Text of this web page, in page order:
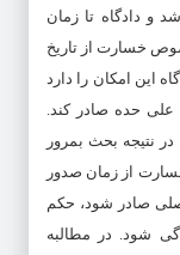
و دادگاه تا زمان
خسارت از تاریخ
این امکان را دارد
علی حده صادر کند.
نتیجه بحث بمرور
از زمان صدور
صادر شود، حکم
شود. در مطالبه